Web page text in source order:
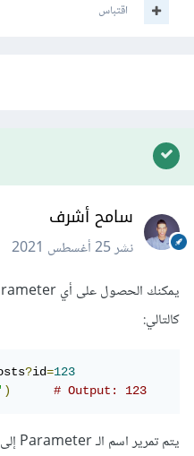
اقتباس
سامح أشرف
نشر25 أغسطس 2021
كالتالي:
?id=123
) # Output: 123